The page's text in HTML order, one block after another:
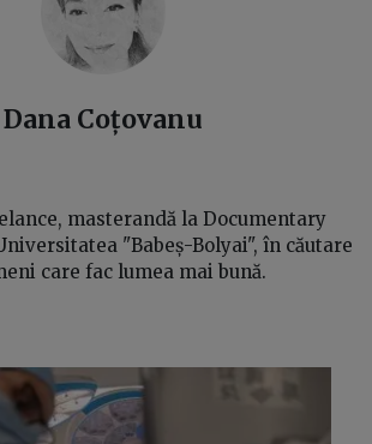
Dana Coțovanu
masterandă la Documentary
"Babeș-Bolyai", în căutare
care fac lumea mai bună.